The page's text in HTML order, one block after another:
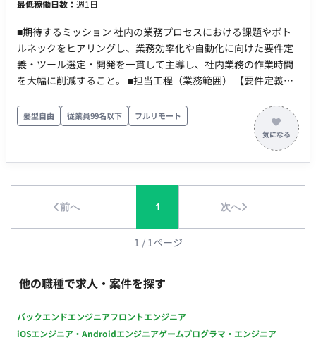
最低稼働日数： 週1日
■期待するミッション 社内の業務プロセスにおける課題やボト
ルネックをヒアリングし、業務効率化や自動化に向けた要件定
義・ツール選定・開発を一貫して主導し、社内業務の作業時間
を大幅に削減すること。 ■担当工程（業務範囲） 【要件定義・
管理等）の課題ヒアリングおよび要件定義 ・業務効率化に向け
たツール選定および雛形・システムの設計 ・VBA、RPA、
kintone等を活用した自動化ツールの開発および実装 ・導入後
のテストおよび運用・保守 ■金額 ・ 稼働量：週1日〜5日（月10
髪型自由 従業員99名以下 フルリモート
前へ 1 次へ
1 / 1ページ
他の職種で求人・案件を探す
バックエンドエンジニアフロントエンジニア
iOSエンジニア・Androidエンジニアゲームプログラマ・エンジニア